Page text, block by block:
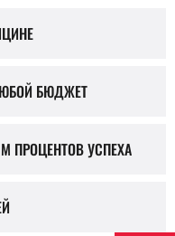
БЮДЖЕТ
ПРОЦЕНТОВ УСПЕХА